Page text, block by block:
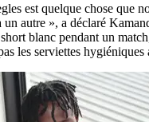
est quelque chose que
un autre », a déclaré
blanc pendant un
les serviettes hygiéniques